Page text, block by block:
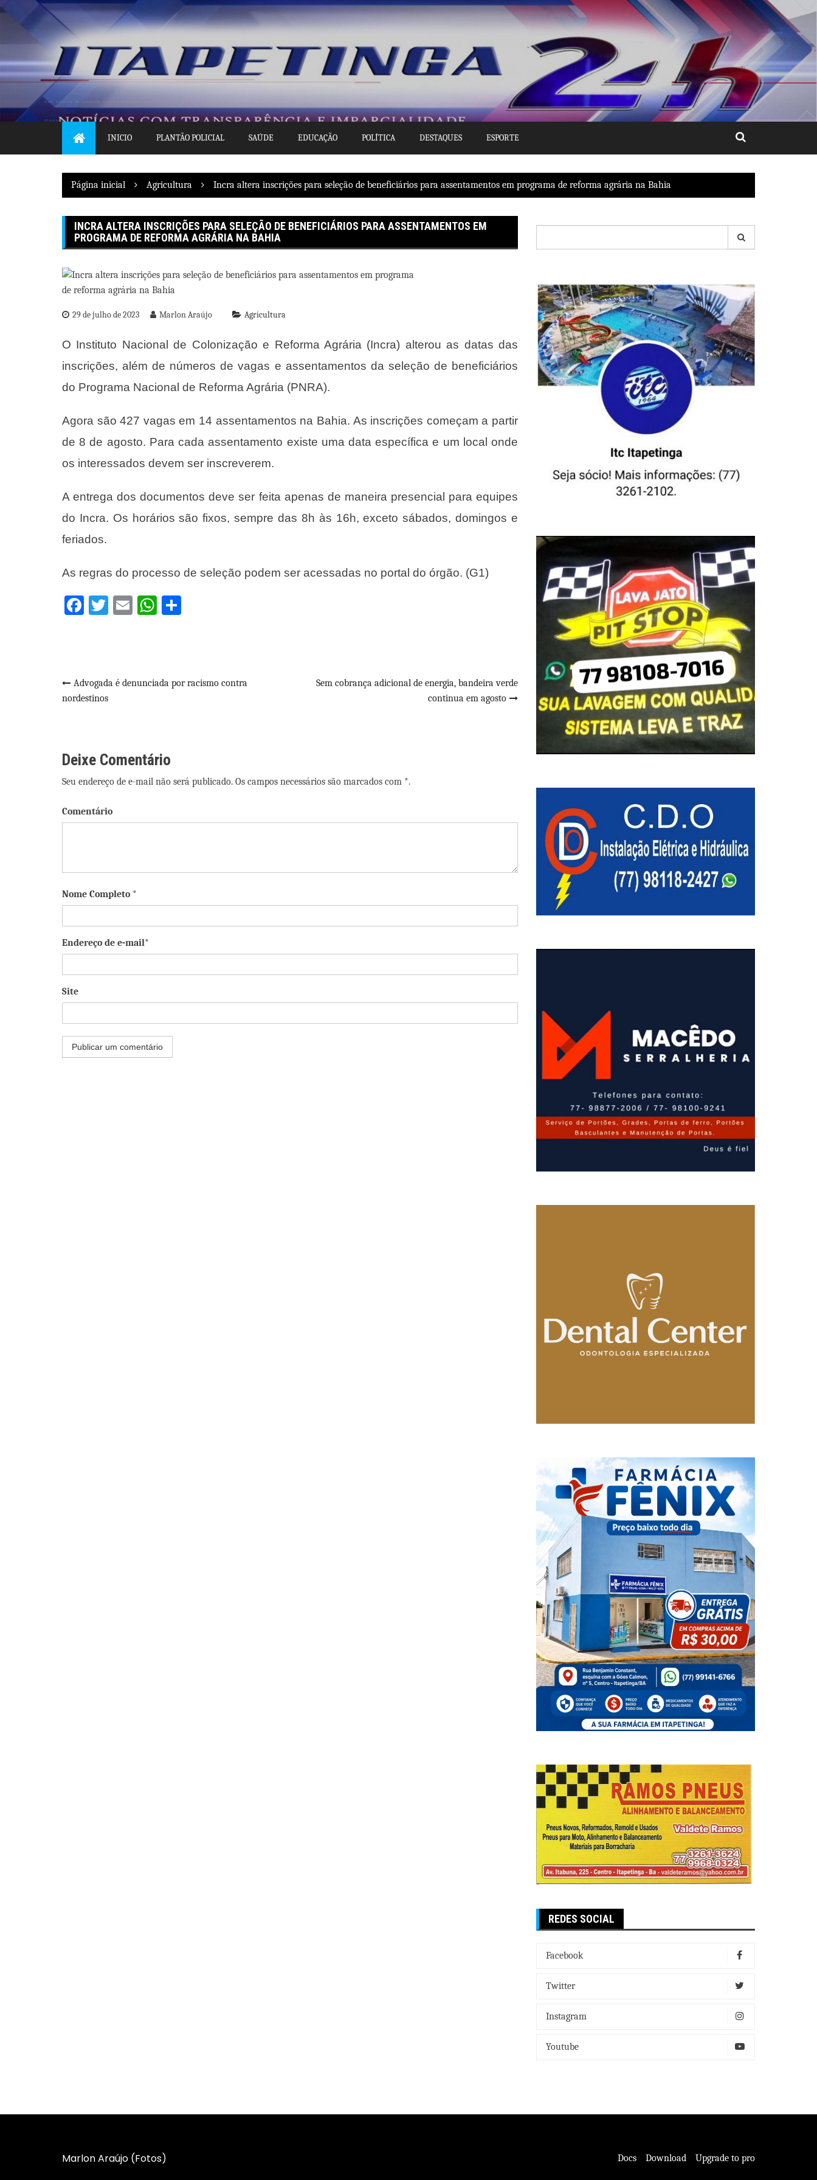
Pular
para
INICIO PLANTÃO POLICIAL SAÚDE EDUCAÇÃO POLÍTICA DESTAQUES ESPORTE
Página inicial Agricultura Incra altera inscrições para seleção de beneficiários para assentamentos em programa de reforma agrária na Bahia
INCRA ALTERA INSCRIÇÕES PARA SELEÇÃO DE BENEFICIÁRIOS PARA ASSENTAMENTOS EM
PROGRAMA DE REFORMA AGRÁRIA NA BAHIA
29 de julho de 2023 Marlon Araújo Agricultura
O Instituto Nacional de Colonização e Reforma Agrária (Incra) alterou as datas das
inscrições, além de números de vagas e assentamentos da seleção de beneficiários
do Programa Nacional de Reforma Agrária (PNRA).
Agora são 427 vagas em 14 assentamentos na Bahia. As inscrições começam a partir
de 8 de agosto. Para cada assentamento existe uma data específica e um local onde
os interessados devem ser inscreverem.
A entrega dos documentos deve ser feita apenas de maneira presencial para equipes
do Incra. Os horários são fixos, sempre das 8h às 16h, exceto sábados, domingos e
feriados.
As regras do processo de seleção podem ser acessadas no portal do órgão. (G1)
Facebook
Twitter
EmailWhatsApp
Navegação
Post
Advogada é denunciada por racismo contra
nordestinos
Sem cobrança adicional de energia, bandeira verde
continua em agosto
Deixe Comentário
Seu endereço de e-mail não será publicado. Os campos necessários são marcados com *.
Comentário
Nome Completo *
Endereço de e-mail*
Site
por:
REDES SOCIAL
Facebook
Twitter
Instagram
Youtube
Marlon Araújo (Fotos) Docs Download Upgrade to pro